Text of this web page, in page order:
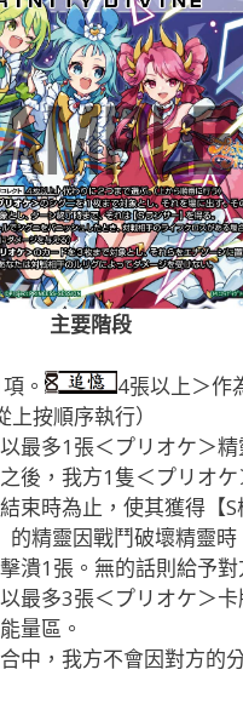
主要階段
。
4張以上＞作
按順序執行）
最多1張＜プリオケ＞精
後，我方1隻＜プリオ
束時為止，使其獲得【S
的精靈因戰鬥破壞精靈
潰1張。無的話則給予對
最多3張＜プリオケ＞卡
量區。
中，我方不會因對方的